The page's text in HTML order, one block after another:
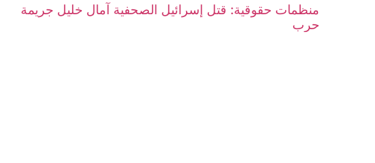
منظمات حقوقية: قتل إسرائيل الصحفية آمال خليل جريمة
حرب